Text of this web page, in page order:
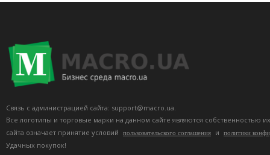
Связь с администрацией сайта: support@macro.ua.
Все логотипы и торговые марки на данном сайте являются собственностью
сайта означает принятие условий
пользовательского соглашения и политики
Удачных покупок!